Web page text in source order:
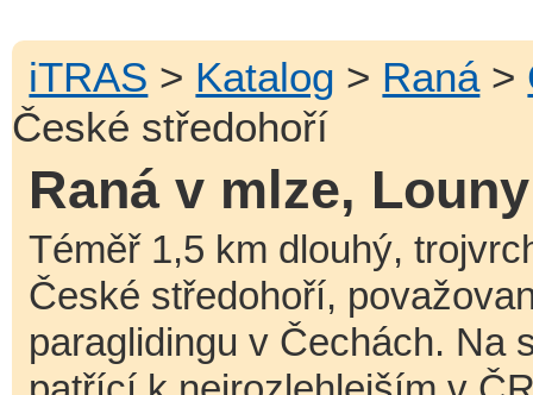
iTRAS > Katalog > Raná >
České středohoří
Raná v mlze,
Téměř 1,5 km dlouhý,
České středohoří,
paraglidingu v Čechách. Na